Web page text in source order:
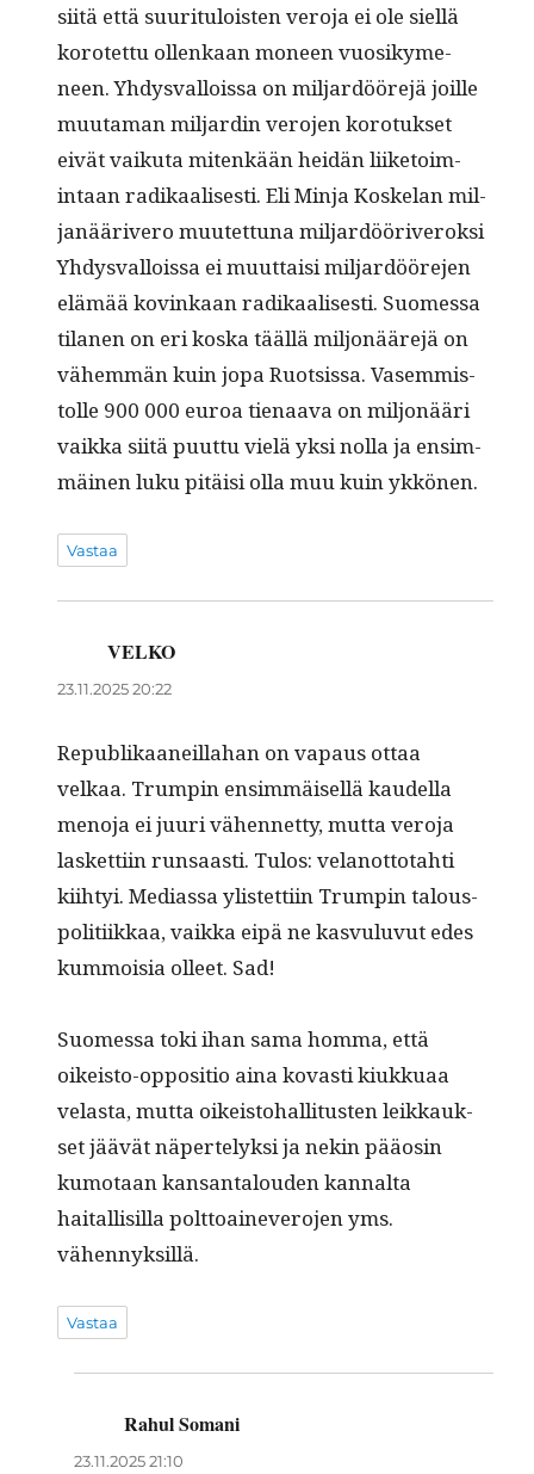
siitä että suu­rit­u­lois­t­en vero­ja ei ole siel­lä
korotet­tu ollenkaan mon­een vuosikyme­
neen. Yhdys­val­lois­sa on mil­jardööre­jä joille
muu­ta­man mil­jardin vero­jen koro­tuk­set
eivät vaiku­ta mitenkään hei­dän liike­toim­
intaan radikaalis­es­ti. Eli Min­ja Koske­lan mil­
janäärivero muutet­tuna mil­jardööriveroksi
Yhdys­val­lois­sa ei muut­taisi mil­jardööre­jen
elämää kovinkaan radikaalis­es­ti. Suomes­sa
tila­nen on eri kos­ka tääl­lä miljonääre­jä on
vähem­män kuin jopa Ruot­sis­sa. Vasem­mis­
tolle 900 000 euroa tien­aa­va on miljonääri
vaik­ka siitä puut­tu vielä yksi nol­la ja ensim­
mäi­nen luku pitäisi olla muu kuin ykkönen.
Vastaa
VELKO
23.11.2025 20:22
Repub­likaaneil­la­han on vapaus ottaa
velkaa. Trumpin ensim­mäisel­lä kaudel­la
meno­ja ei juuri vähen­net­ty, mut­ta vero­ja
las­ket­ti­in run­saasti. Tulos: velan­ot­to­tahti
kiihtyi. Medi­as­sa ylis­tet­ti­in Trumpin talous­
poli­ti­ikkaa, vaik­ka eipä ne kasvu­lu­vut edes
kum­moisia olleet. Sad!
Suomes­sa toki ihan sama hom­ma, että
oikeis­to-oppo­si­tio aina kovasti kiukkuaa
velas­ta, mut­ta oikeis­to­hal­li­tusten leikkauk­
set jäävät näperte­lyk­si ja nekin pääosin
kumo­taan kansan­talouden kannal­ta
haitallisil­la polt­toain­evero­jen yms.
vähennyksillä.
Vastaa
Rahul Somani
23.11.2025 21:10